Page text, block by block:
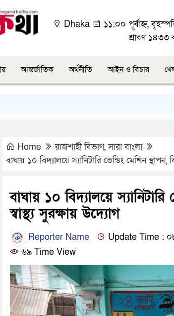
Dhaka
১১:০০ পূর্বাহ্ন,
শ্রাবণ ১৪৩৩
আন্তর্জাতিক অর্থনীতি আইন ও বিচার
Home রাজশাহী বিভাগ,সারা বাংলা
বাঘায় ১০ বিদ্যালয়ে স্যানিটারি ভেন্ডিং মেশিন স্থাপন,
বাঘায় ১০ বিদ্যালয়ে
স্বাস্থ্য সুরক্ষায় উদ্যোগ
Reporter Name
Update Time :
৬৯ Time View